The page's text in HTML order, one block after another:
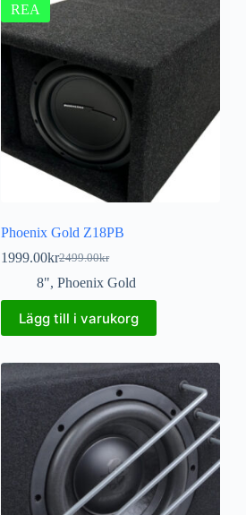
REA
Phoenix Gold Z18PB
2499.00kr
1999.00kr
8", Phoenix Gold
Lägg till i varukorg